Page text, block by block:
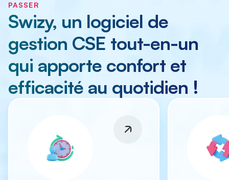
PASSER
Swizy, un logiciel de
gestion CSE tout-en-un
qui apporte confort et
efficacité au quotidien !